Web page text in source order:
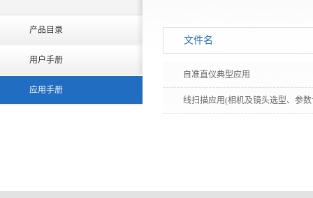
产品目录
用户手册
应用手册
文件名
自准直仪典型应用
线扫描应用(相机及镜头选型、参